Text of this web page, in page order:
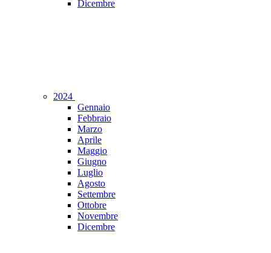
Dicembre
2024
Gennaio
Febbraio
Marzo
Aprile
Maggio
Giugno
Luglio
Agosto
Settembre
Ottobre
Novembre
Dicembre